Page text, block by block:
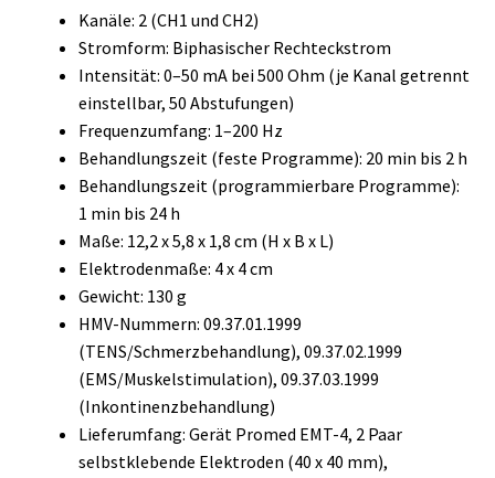
Kanäle: 2 (CH1 und CH2)
Stromform: Biphasischer Rechteckstrom
Intensität: 0–50 mA bei 500 Ohm (je Kanal getrennt
einstellbar, 50 Abstufungen)
Frequenzumfang: 1–200 Hz
Behandlungszeit (feste Programme): 20 min bis 2 h
Behandlungszeit (programmierbare Programme):
1 min bis 24 h
Maße: 12,2 x 5,8 x 1,8 cm (H x B x L)
Elektrodenmaße: 4 x 4 cm
Gewicht: 130 g
HMV-Nummern: 09.37.01.1999
(TENS/Schmerzbehandlung), 09.37.02.1999
(EMS/Muskelstimulation), 09.37.03.1999
(Inkontinenzbehandlung)
Lieferumfang: Gerät Promed EMT-4, 2 Paar
selbstklebende Elektroden (40 x 40 mm),